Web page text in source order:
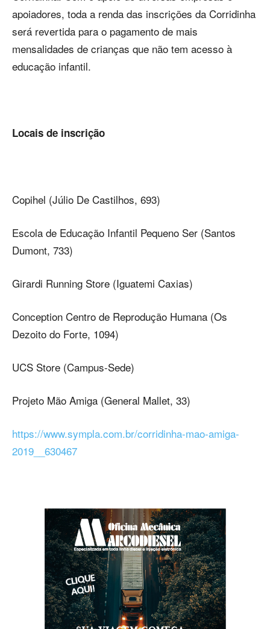
apoiadores, toda a renda das inscrições da Corridinha
será revertida para o pagamento de mais
mensalidades de crianças que não tem acesso à
educação infantil.
Locais de inscrição
Copihel (Júlio De Castilhos, 693)
Escola de Educação Infantil Pequeno Ser (Santos
Dumont, 733)
Girardi Running Store (Iguatemi Caxias)
Conception Centro de Reprodução Humana (Os
Dezoito do Forte, 1094)
UCS Store (Campus-Sede)
Projeto Mão Amiga (General Mallet, 33)
https://www.sympla.com.br/corridinha-mao-amiga-
2019__630467